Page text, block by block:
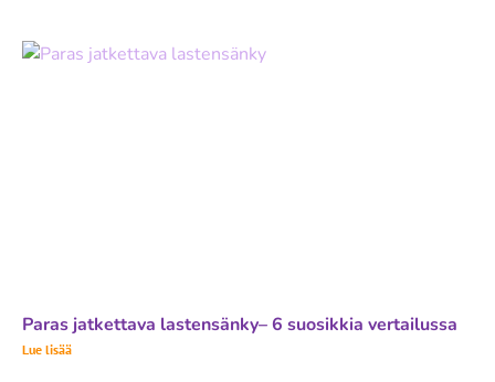
Paras jatkettava lastensänky– 6 suosikkia vertailussa
Lue lisää